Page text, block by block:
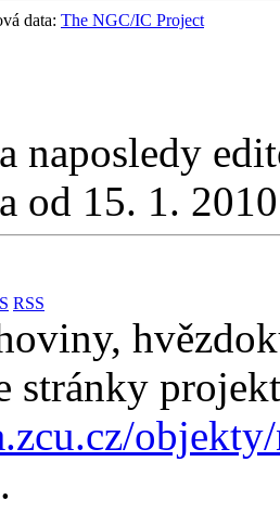
data: The NGC/IC Project
naposledy
od 15. 1.
RSS
stránky